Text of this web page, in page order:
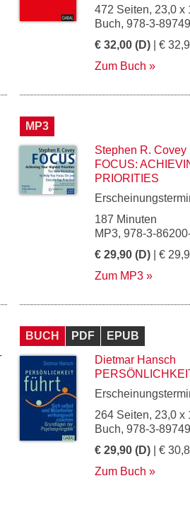
472 Seiten, 23,0 x
Buch, 978-3-
€ 32,00 (D) | €
Zum Buch
MP3
Stephen R. Covey
FOCUS:
PRIORITIES
187 Minuten
MP3, 978-3-
€ 29,90 (D) | €
Zum MP3
BUCH PDF
EPUB
Dietmar Hansch
264 Seiten, 23,0 x
Buch, 978-3-
€ 29,90 (D) | €
Zum Buch